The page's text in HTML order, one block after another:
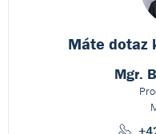
Máte dotaz
Mgr.